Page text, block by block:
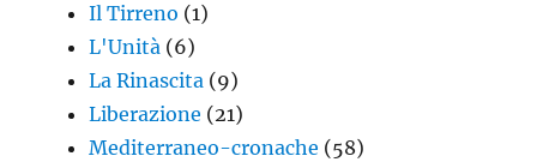
Il Tirreno (1)
L'Unità (6)
La Rinascita (9)
Liberazione (21)
Mediterraneo-cronache (58)